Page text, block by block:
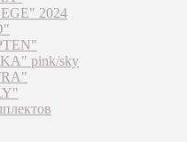
2024
pink/sky